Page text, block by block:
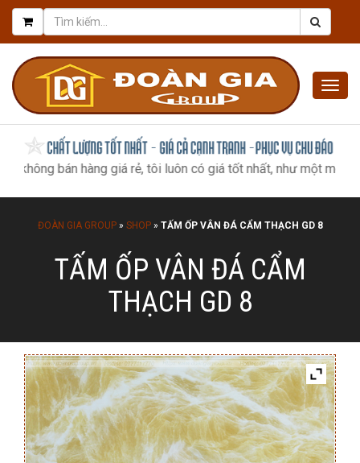
bán hàng giá rẻ, tôi luôn có giá tốt nhất, như một món quà tri
ĐOÀN GIA GROUP» SHOP» TẤM ỐP VÂN ĐÁ CẨM THẠCH GD 8
TẤM ỐP VÂN ĐÁ CẨM
THẠCH GD 8